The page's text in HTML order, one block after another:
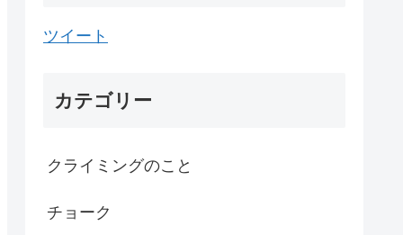
ツイート
カテゴリー
クライミングのこと
チョーク